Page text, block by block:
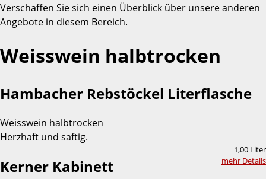
Verschaffen Sie sich einen Überblick über unsere anderen
Angebote in diesem Bereich.
Weisswein halbtrocken
Hambacher Rebstöckel Literflasche
Weisswein halbtrocken
Herzhaft und saftig.
1,00 Liter
mehr Details
Kerner Kabinett